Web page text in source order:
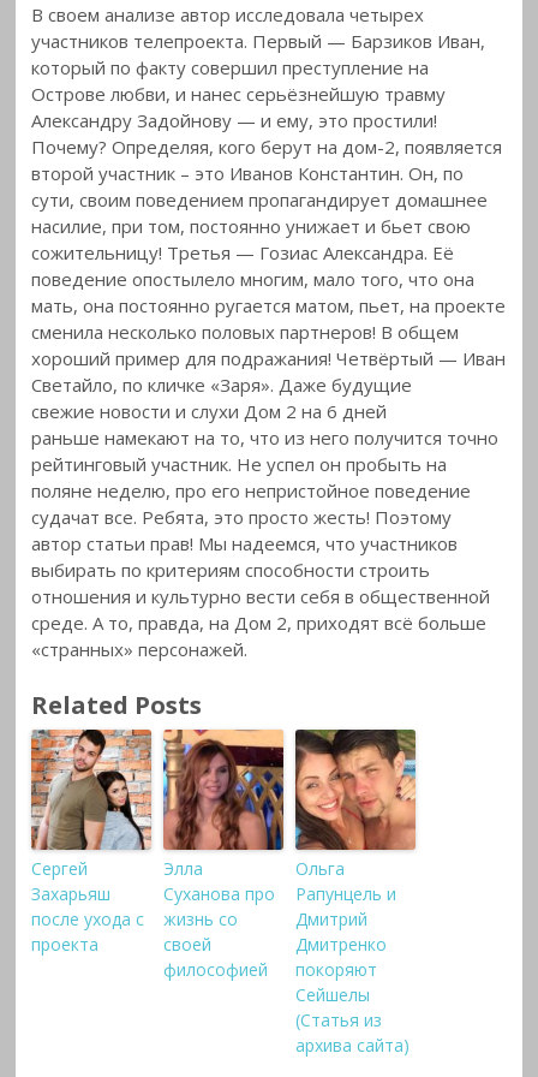
В своем анализе автор исследовала четырех
участников телепроекта. Первый — Барзиков Иван,
который по факту совершил преступление на
Острове любви, и нанес серьёзнейшую травму
Александру Задойнову — и ему, это простили!
Почему? Определяя, кого берут на дом-2, появляется
второй участник – это Иванов Константин. Он, по
сути, своим поведением пропагандирует домашнее
насилие, при том, постоянно унижает и бьет свою
сожительницу! Третья — Гозиас Александра. Её
поведение опостылело многим, мало того, что она
мать, она постоянно ругается матом, пьет, на проекте
сменила несколько половых партнеров! В общем
хороший пример для подражания! Четвёртый — Иван
Светайло, по кличке «Заря». Даже будущие
свежие новости и слухи Дом 2 на 6 дней
раньше намекают на то, что из него получится точно
рейтинговый участник. Не успел он пробыть на
поляне неделю, про его непристойное поведение
судачат все. Ребята, это просто жесть! Поэтому
автор статьи прав! Мы надеемся, что участников
выбирать по критериям способности строить
отношения и культурно вести себя в общественной
среде. А то, правда, на Дом 2, приходят всё больше
«странных» персонажей.
Related Posts
Сергей
Захарьяш
после ухода с
проекта
Элла
Суханова про
жизнь со
своей
философией
Ольга
Рапунцель и
Дмитрий
Дмитренко
покоряют
Сейшелы
(Статья из
архива сайта)